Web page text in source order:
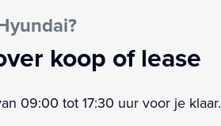
multifunctioneel
koop of lease
09:00 tot 17:30 uur voor je klaar.